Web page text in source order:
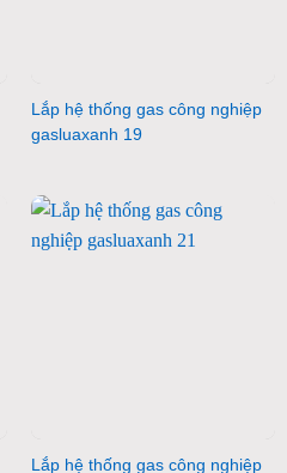
Lắp hệ thống gas công nghiệp
gasluaxanh 19
Lắp hệ thống gas công nghiệp